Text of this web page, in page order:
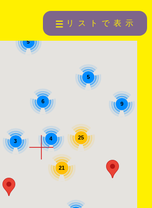
リストで表示
21
25
4
5
9
5
6
3